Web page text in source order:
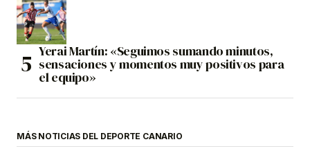
Yerai Martín: «Seguimos sumando minutos,
sensaciones y momentos muy positivos para
el equipo»
MÁS NOTICIAS DEL DEPORTE CANARIO